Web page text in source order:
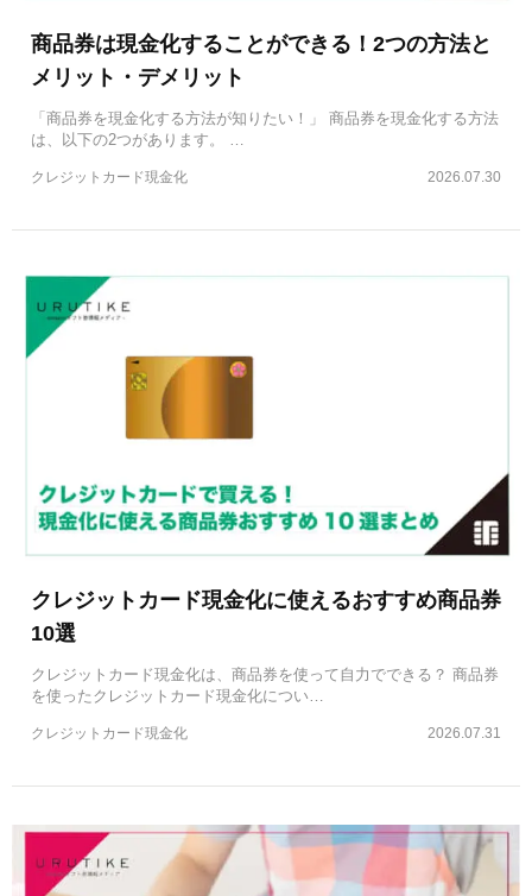
商品券は現金化することができる！2つの方法と
メリット・デメリット
「商品券を現金化する方法が知りたい！」 商品券を現金化する方法
は、以下の2つがあります。 …
2026.07.30
クレジットカード現金化
クレジットカード現金化に使えるおすすめ商品券
10選
クレジットカード現金化は、商品券を使って自力でできる？ 商品券
を使ったクレジットカード現金化につい…
2026.07.31
クレジットカード現金化